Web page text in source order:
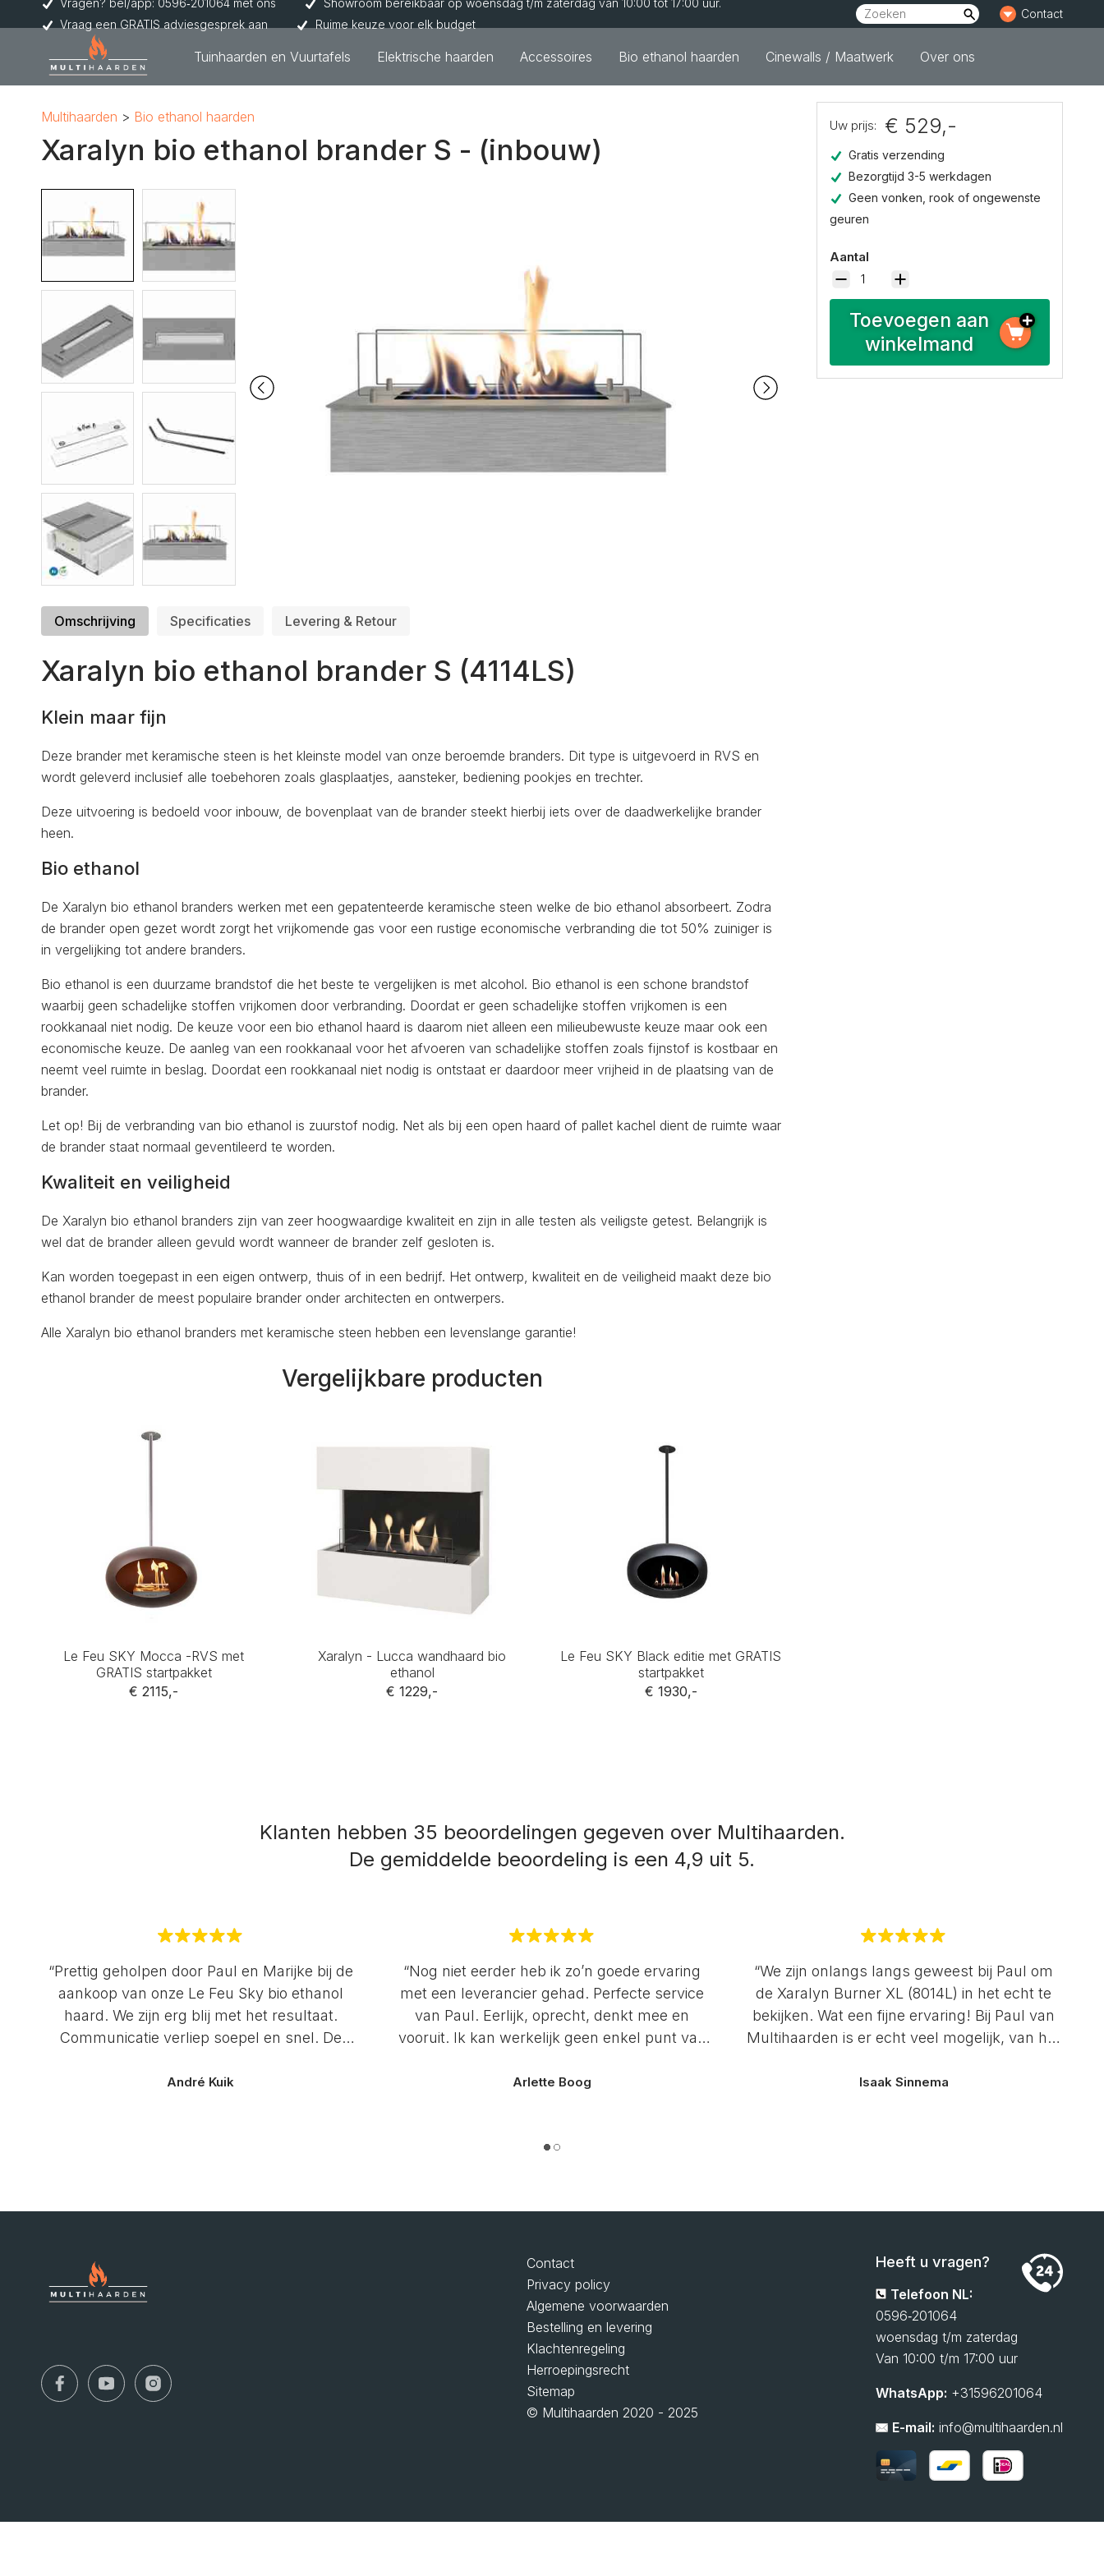
Vragen? bel/app: 0596‑201064 met ons
Showroom bereikbaar op woensdag t/m zaterdag van 10:00 tot 17:00 uur.
Vraag een GRATIS adviesgesprek aan
Ruime keuze voor elk budget
Contact
Tuinhaarden en Vuurtafels Elektrische haarden Accessoires Bio ethanol haarden Cinewalls / Maatwerk Over ons
Multihaarden Bio ethanol haarden
Xaralyn bio ethanol brander S - (inbouw)
Omschrijving
Xaralyn bio ethanol brander S (4114LS)
Klein maar fijn
Deze brander met keramische steen is het kleinste model van onze beroemde branders. Dit type is uitgevoerd in RVS en
wordt geleverd inclusief alle toebehoren zoals glasplaatjes, aansteker, bediening pookjes en trechter.
Deze uitvoering is bedoeld voor inbouw, de bovenplaat van de brander steekt hierbij iets over de daadwerkelijke brander
heen.
Bio ethanol
De Xaralyn bio ethanol branders werken met een gepatenteerde keramische steen welke de bio ethanol absorbeert. Zodra
de brander open gezet wordt zorgt het vrijkomende gas voor een rustige economische verbranding die tot 50% zuiniger is
in vergelijking tot andere branders.
Bio ethanol is een duurzame brandstof die het beste te vergelijken is met alcohol. Bio ethanol is een schone brandstof
waarbij geen schadelijke stoffen vrijkomen door verbranding. Doordat er geen schadelijke stoffen vrijkomen is een
rookkanaal niet nodig. De keuze voor een bio ethanol haard is daarom niet alleen een milieubewuste keuze maar ook een
economische keuze. De aanleg van een rookkanaal voor het afvoeren van schadelijke stoffen zoals fijnstof is kostbaar en
neemt veel ruimte in beslag. Doordat een rookkanaal niet nodig is ontstaat er daardoor meer vrijheid in de plaatsing van de
brander.
Let op! Bij de verbranding van bio ethanol is zuurstof nodig. Net als bij een open haard of pallet kachel dient de ruimte waar
de brander staat normaal geventileerd te worden.
Kwaliteit en veiligheid
De Xaralyn bio ethanol branders zijn van zeer hoogwaardige kwaliteit en zijn in alle testen als veiligste getest. Belangrijk is
wel dat de brander alleen gevuld wordt wanneer de brander zelf gesloten is.
Kan worden toegepast in een eigen ontwerp, thuis of in een bedrijf. Het ontwerp, kwaliteit en de veiligheid maakt deze bio
ethanol brander de meest populaire brander onder architecten en ontwerpers.
Alle Xaralyn bio ethanol branders met keramische steen hebben een levenslange garantie!
Specificaties Levering & Retour
Vergelijkbare producten
Le Feu SKY Mocca -RVS met
GRATIS startpakket
€ 2115,-
Xaralyn - Lucca wandhaard bio
ethanol
€ 1229,-
Le Feu SKY Black editie met GRATIS
startpakket
€ 1930,-
Uw prijs: € 529,-
Gratis verzending
Bezorgtijd 3-5 werkdagen
Geen vonken, rook of ongewenste
geuren
Aantal
Toevoegen aan
winkelmand
Klanten hebben 35 beoordelingen gegeven over Multihaarden.
De gemiddelde beoordeling is een 4,9 uit 5.
“Prettig geholpen door Paul en Marijke bij de
aankoop van onze Le Feu Sky bio ethanol
haard. We zijn erg blij met het resultaat.
Communicatie verliep soepel en snel. De
André Kuik
“Nog niet eerder heb ik zo’n goede ervaring
met een leverancier gehad. Perfecte service
van Paul. Eerlijk, oprecht, denkt mee en
vooruit. Ik kan werkelijk geen enkel punt van
van Paul heeft me op alle fronten weten te
sterren. 🤩 Ga zo door!”
Arlette Boog
“We zijn onlangs langs geweest bij Paul om
de Xaralyn Burner XL (8014L) in het echt te
bekijken. Wat een fijne ervaring! Bij Paul van
Multihaarden is er echt veel mogelijk, van het
infrezen van de brander in je eigen tv-meubel.
mooie sfeerhaard. We krijgen ook vaak
Paul, enorm bedankt voor je hulp en het
meegedacht van begin tot eind. Ben je op
zoek naar een sfeerhaard? Twijfel dan niet en
neem zeker even contact op met Paul van
Multihaarden. Aanrader!”
Isaak Sinnema
Contact
Privacy policy
Algemene voorwaarden
Bestelling en levering
Klachtenregeling
Herroepingsrecht
Sitemap
© Multihaarden 2020 - 2025
Heeft u vragen?
Telefoon NL:
0596‑201064
woensdag t/m zaterdag
Van 10:00 t/m 17:00 uur
WhatsApp: +31596201064
E-mail: info@multihaarden.nl